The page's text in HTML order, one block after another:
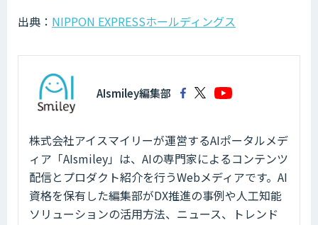
出典： NIPPON EXPRESSホールディングス
AIsmiley編集部
株式会社アイスマイリーが運営するAIポータルメデ
ィア「AIsmiley」は、AIの専門家によるコンテンツ
配信とプロダクト紹介を行うWebメディアです。AI
資格を保有した編集部がDX推進の事例や人工知能
ソリューションの活用方法、ニュース、トレンド